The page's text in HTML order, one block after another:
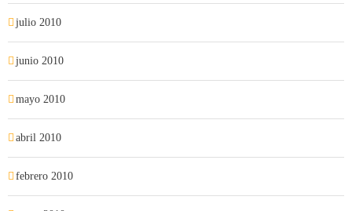
julio 2010
junio 2010
mayo 2010
abril 2010
febrero 2010